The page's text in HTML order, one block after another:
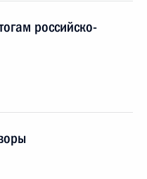
российско-